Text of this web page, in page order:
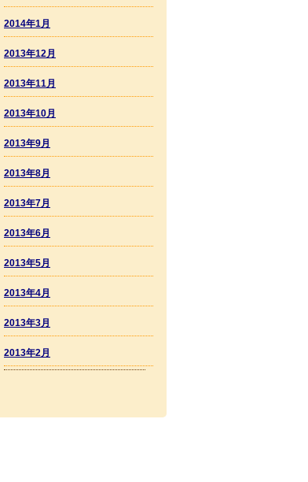
2014年1月
2013年12月
2013年11月
2013年10月
2013年9月
2013年8月
2013年7月
2013年6月
2013年5月
2013年4月
2013年3月
2013年2月